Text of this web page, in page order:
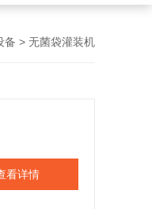
备 > 无菌袋灌装机
看详情